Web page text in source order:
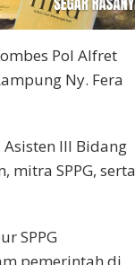
Pol Alfret
Ny. Fera
III Bidang
SPPG, serta
SPPG